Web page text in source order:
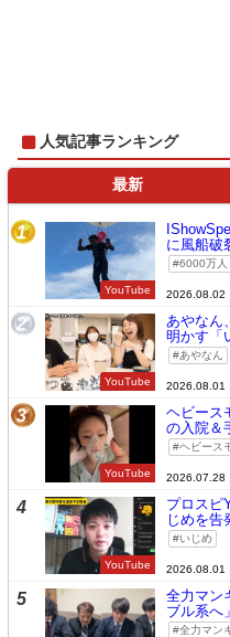
人気記事ランキング
最新
1
YouTube
に風船破
6000万人
2026.08.02
2
YouTube
あやなん
明かす「
あやなん
2026.08.01
3
YouTube
ヘビース
の入院＆
ヘビース
2026.07.28
4
YouTube
プロスピ
じめを告
いじめ
2026.08.01
5
全力マン
ブル系へ
全力マン